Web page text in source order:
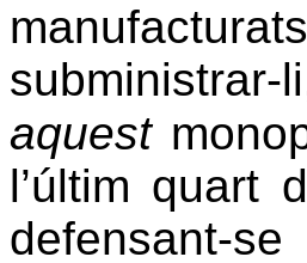
aquest
l’últim quart
defensant-